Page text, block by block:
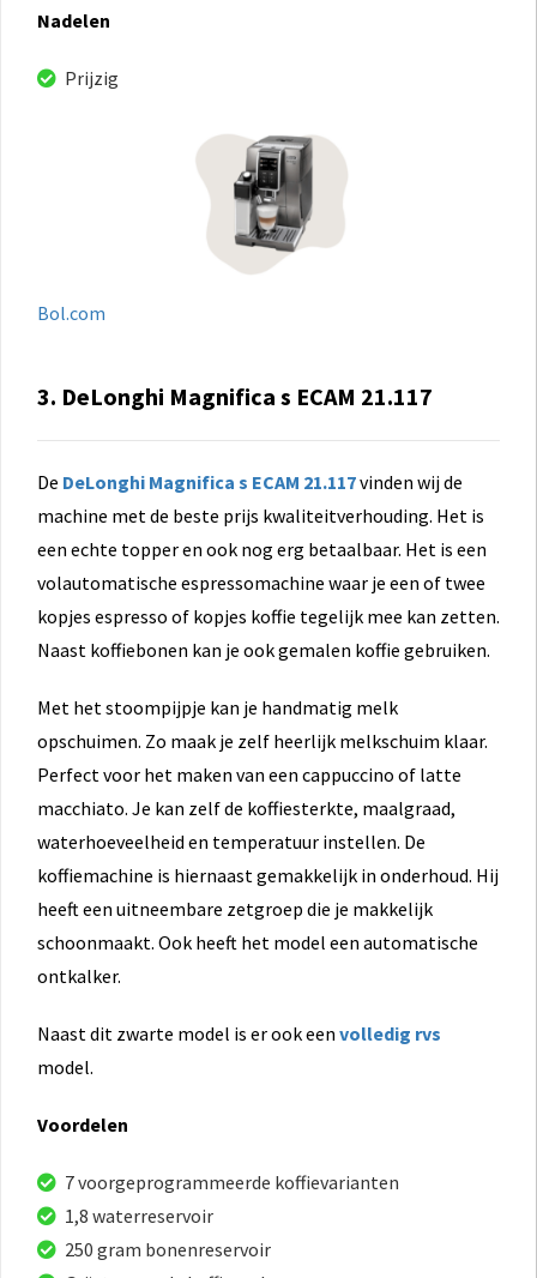
Nadelen
Prijzig
Bol.com
3. DeLonghi Magnifica s ECAM 21.117
De DeLonghi Magnifica s ECAM 21.117vinden wij de
machine met de beste prijs kwaliteitverhouding. Het is
een echte topper en ook nog erg betaalbaar. Het is een
volautomatische espressomachine waar je een of twee
kopjes espresso of kopjes koffie tegelijk mee kan zetten.
Naast koffiebonen kan je ook gemalen koffie gebruiken.
Met het stoompijpje kan je handmatig melk
opschuimen. Zo maak je zelf heerlijk melkschuim klaar.
Perfect voor het maken van een cappuccino of latte
macchiato. Je kan zelf de koffiesterkte, maalgraad,
waterhoeveelheid en temperatuur instellen. De
koffiemachine is hiernaast gemakkelijk in onderhoud. Hij
heeft een uitneembare zetgroep die je makkelijk
schoonmaakt. Ook heeft het model een automatische
ontkalker.
Naast dit zwarte model is er ook een volledig rvs
model.
Voordelen
7 voorgeprogrammeerde koffievarianten
1,8 waterreservoir
250 gram bonenreservoir